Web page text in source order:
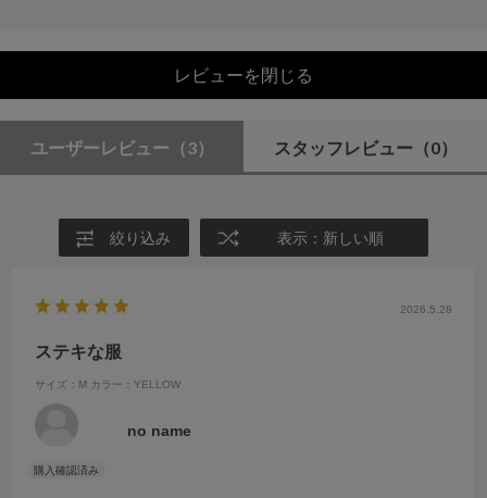
レビューを閉じる
ユーザーレビュー （3） スタッフレビュー （0）
絞り込み 表示：新しい順
2026.5.28
ステキな服
サイズ：M カラー：YELLOW
no name